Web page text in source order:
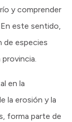
y comprender
este sentido,
de especies
en la
la erosión y la
forma parte de